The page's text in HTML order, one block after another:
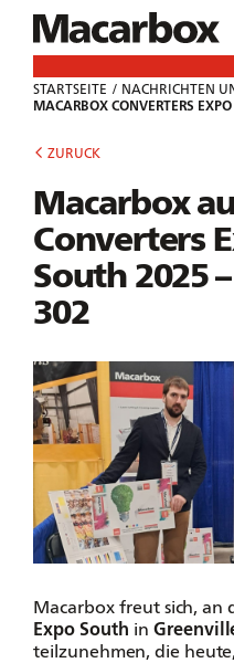
STARTSEITE
NACHRICHTEN
MACARBOX CONVERTERS
ZURUCK
Macarbox
Converters
South 2025
302
Macarbox freut sich, an
Expo South in
teilzunehmen, die